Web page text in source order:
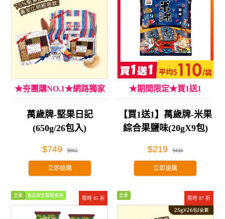
★夯團購NO.1★網路獨家
萬歲牌-堅果日記
(650g/26包入)
$749 $862
立即搶購
★期間限定★買1送1
【買1送1】萬歲牌-米果
綜合果鹽味(20gX9包)
$219 $438
立即搶購
限時 85 折
全素 食品安全履歷查詢
限時 87 折
全素